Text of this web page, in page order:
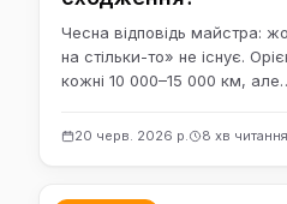
Чесна відповідь майстра:
на стільки-то» не існує.
кожні 10 000–15 000 км,
20 черв. 2026 р. 8 хв читання